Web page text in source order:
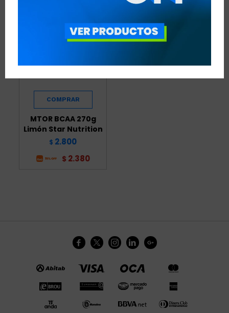
MTOR BCAA 270g
Limón Star Nutrition
$ 2.800
$ 2.380
    